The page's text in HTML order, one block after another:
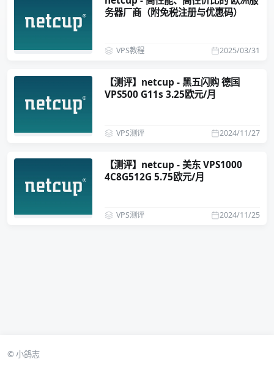
务器厂商（附免税注册与优惠码）
2025/03/31
VPS教程
【测评】netcup - 黑五闪购 德国
VPS500 G11s 3.25欧元/月
2024/11/27
VPS测评
【测评】netcup - 美东 VPS1000
4C8G512G 5.75欧元/月
2024/11/25
VPS测评
© 小鸽志